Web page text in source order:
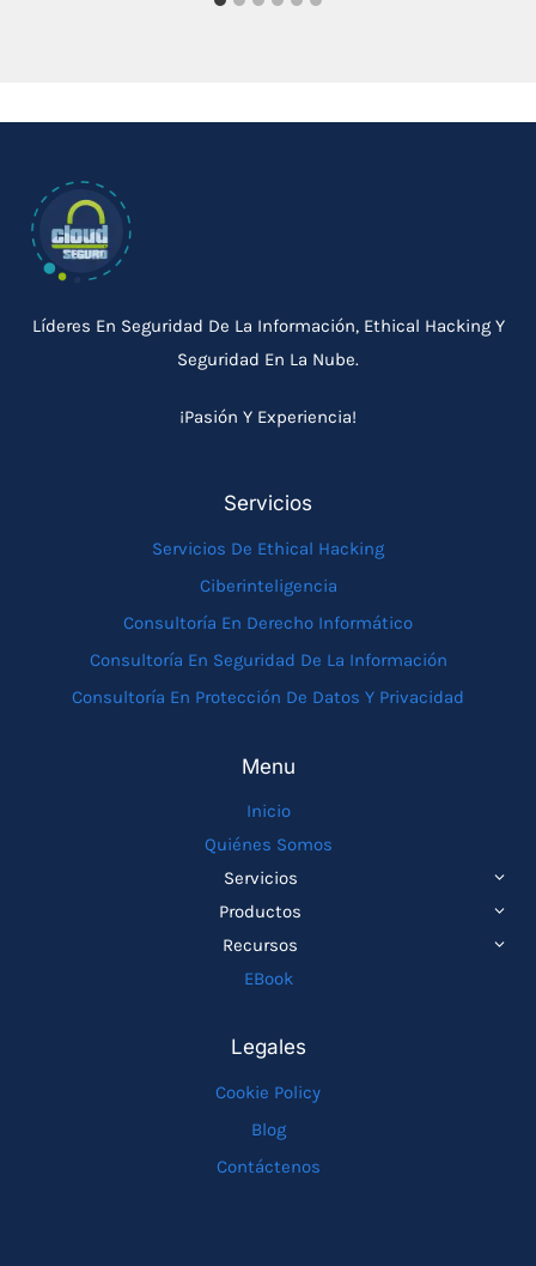
Líderes En Seguridad De La Información, Ethical Hacking Y
Seguridad En La Nube.
¡Pasión Y Experiencia!
Servicios
Servicios De Ethical Hacking
Ciberinteligencia
Consultoría En Derecho Informático
Consultoría En Seguridad De La Información
Consultoría En Protección De Datos Y Privacidad
Menu
Inicio
Quiénes Somos
Servicios
HIJO
Productos
HIJO
Recursos
EBook
Legales
Cookie Policy
Blog
Contáctenos